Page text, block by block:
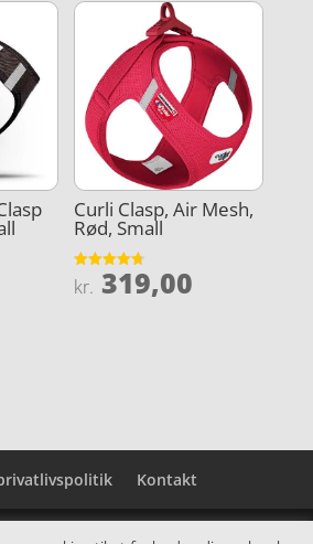
Curli Clasp, Air Mesh,
Rød, Small
Vurderet
4.7
kr. 319,00
Kontakt
samler et bredt udvalg af